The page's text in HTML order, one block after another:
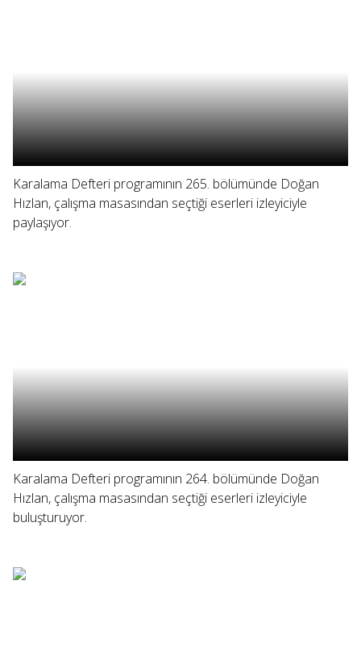
Karalama Defteri programının 265. bölümünde Doğan
Hızlan, çalışma masasından seçtiği eserleri izleyiciyle
paylaşıyor.
Karalama Defteri programının 264. bölümünde Doğan
Hızlan, çalışma masasından seçtiği eserleri izleyiciyle
buluşturuyor.